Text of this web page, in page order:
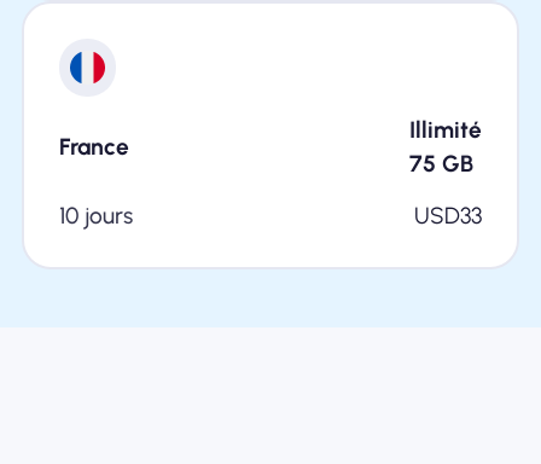
France
Illimité
75 GB
10 jours
USD33